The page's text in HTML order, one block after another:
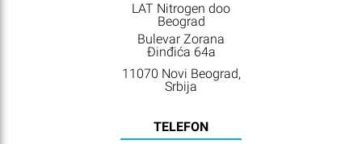
LAT Nitrogen doo
Beograd
Bulevar Zorana
Đinđića 64a
11070 Novi Beograd,
Srbija
TELEFON